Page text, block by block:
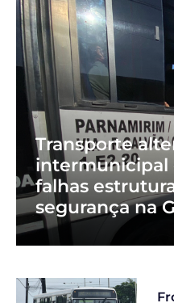
Transporte
intermunicipal
falhas
segurança na